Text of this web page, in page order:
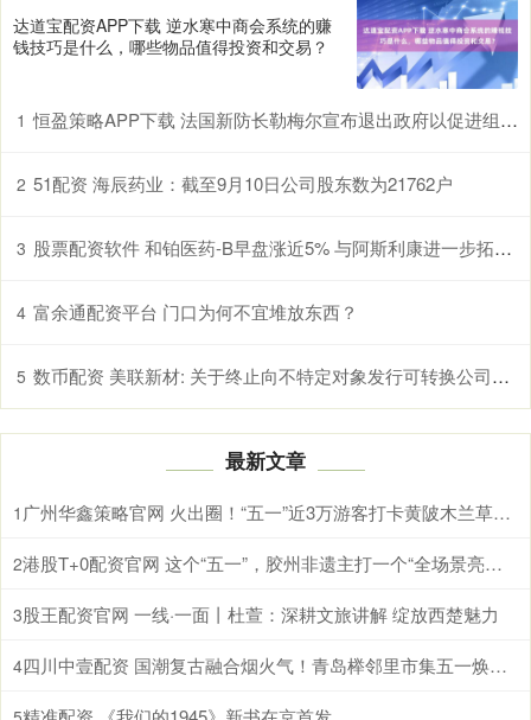
达道宝配资APP下载 逆水寒中商会系统的赚
钱技巧是什么，哪些物品值得投资和交易？
1 恒盈策略APP下载 法国新防长勒梅尔宣布退出政府以促进组阁谈判
2 51配资 海辰药业：截至9月10日公司股东数为21762户
3 股票配资软件 和铂医药-B早盘涨近5% 与阿斯利康进一步拓展合作范围
4 富余通配资平台 门口为何不宜堆放东西？
5 数币配资 美联新材: 关于终止向不特定对象发行可转换公司债券的公告
最新文章
1 广州华鑫策略官网 火出圈！“五一”近3万游客打卡黄陂木兰草原，沉浸式嗨玩那达慕盛会
2 港股T+0配资官网 这个“五一”，胶州非遗主打一个“全场景亮相”！
3股王配资官网 一线·一面丨杜萱：深耕文旅讲解 绽放西楚魅力
4 四川中壹配资 国潮复古融合烟火气！青岛榉邻里市集五一焕新开业，解锁老城文旅新体验